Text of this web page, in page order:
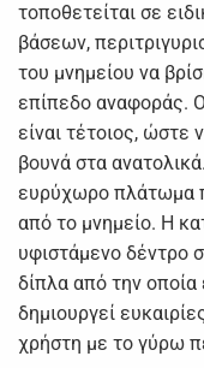
τοποθετείται σε
βάσεων,
του μνημείου να
επίπεδο αναφοράς.
είναι τέτοιος, ώστε
βουνά στα
ευρύχωρο πλάτωμα
από το μνημείο. Η
υφιστάμενο δέντρο
δίπλα από την οποία
δημιουργεί
χρήστη με το γύρω